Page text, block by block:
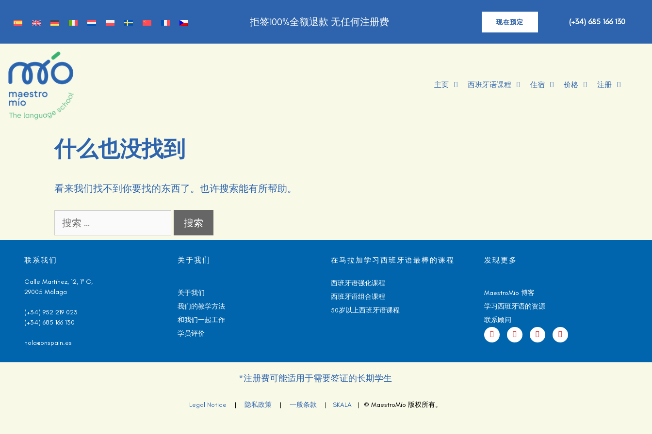
拒签100%全额退款 无任何注册费 现在预定 (+34) 685 166 130
主页 西班牙语课程 住宿 价格 注册
什么也没找到
看来我们找不到你要找的东西了。也许搜索能有所帮助。
联系我们
Calle Martínez, 12, 1º C,
29005 Málaga
(+34) 952 219 023
(+34) 685 166 130
hola@onspain.es
关于我们
关于我们
我们的教学方法
和我们一起工作
学员评价
在马拉加学习西班牙语最棒的课程
西班牙语强化课程
西班牙语组合课程
50岁以上西班牙语课程
发现更多
MaestroMío 博客
学习西班牙语的资源
联系顾问
*注册费可能适用于需要签证的长期学生
Legal Notice | 隐私政策| 一般条款 | SKALA| © MaestroMío 版权所有。